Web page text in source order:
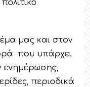
μας και στον
που υπάρχει
ενημέρωσης,
περιοδικά